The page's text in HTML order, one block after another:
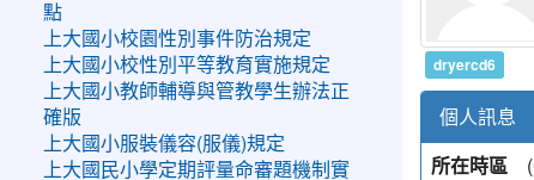
dryercd6
個人訊息
所在時區
點
上大國小校園性別事件防治規定
上大國小校性別平等教育實施規定
上大國小教師輔導與管教學生辦法正
確版
上大國小服裝儀容(服儀)規定
上大國民小學定期評量命審題機制實